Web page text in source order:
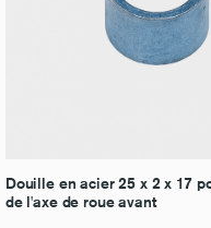
Douille en acier 25 x 2 x 17
de l'axe de roue avant